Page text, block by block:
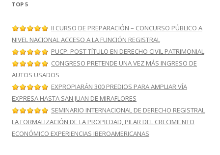
TOP 5
II CURSO DE PREPARACIÓN – CONCURSO PÚBLICO A
NIVEL NACIONAL ACCESO A LA FUNCIÓN REGISTRAL
PUCP: POST TÍTULO EN DERECHO CIVIL PATRIMONIAL
CONGRESO PRETENDE UNA VEZ MÁS INGRESO DE
AUTOS USADOS
EXPROPIARÁN 300 PREDIOS PARA AMPLIAR VÍA
EXPRESA HASTA SAN JUAN DE MIRAFLORES
SEMINARIO INTERNACIONAL DE DERECHO REGISTRAL
LA FORMALIZACIÓN DE LA PROPIEDAD, PILAR DEL CRECIMIENTO
ECONÓMICO EXPERIENCIAS IBEROAMERICANAS